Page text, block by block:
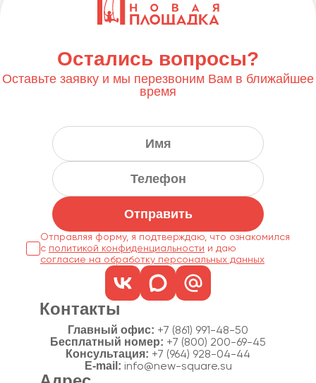
Остались вопросы?
Оставьте заявку и мы перезвоним Вам в ближайшее
время
Отправить
Отправляя форму, я подтверждаю, что ознакомился
с политикой конфиденциальности
согласие на обработку персональных данных
Контакты
Главный офис: +7 (861) 991-48-50
Бесплатный номер: +7 (800) 200-69-45
Консультация: +7 (964) 928-04-44
E-mail: info@new-square.su